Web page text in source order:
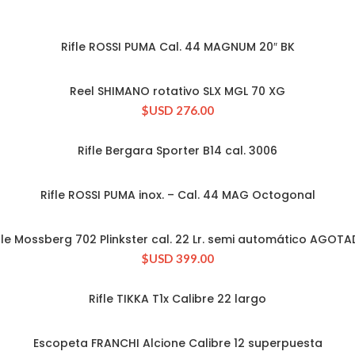
CONSULTAR STOCK
Rifle ROSSI PUMA Cal. 44 MAGNUM 20″ BK
CONSULTAR STOCK
Reel SHIMANO rotativo SLX MGL 70 XG
$USD 276.00
CONSULTAR STOCK
Rifle Bergara Sporter B14 cal. 3006
CONSULTAR STOCK
Rifle ROSSI PUMA inox. – Cal. 44 MAG Octogonal
CONSULTAR STOCK
Mossberg 702 Plinkster cal. 22 Lr. semi automático
$USD 399.00
CONSULTAR STOCK
Rifle TIKKA T1x Calibre 22 largo
CONSULTAR STOCK
Escopeta FRANCHI Alcione Calibre 12 superpuesta